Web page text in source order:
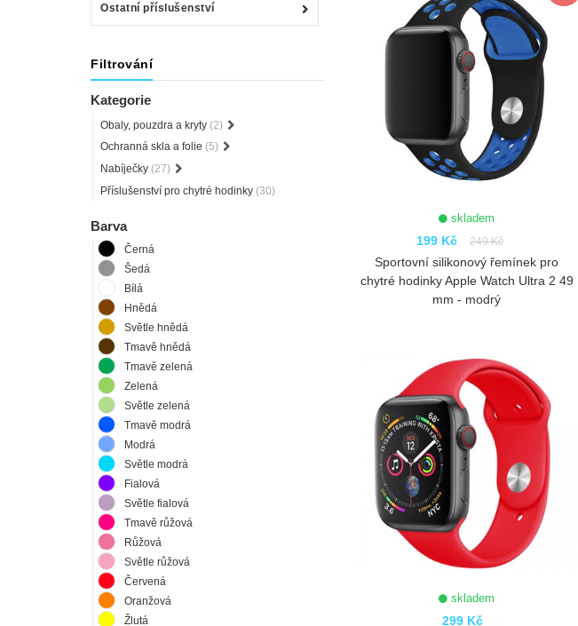
Ostatní příslušenství
Filtrování
Kategorie
Obaly, pouzdra a kryty (2)
Ochranná skla a folie (5)
Nabíječky (27)
Příslušenství pro chytré hodinky (30)
Barva
Černá
Šedá
Bílá
Hnědá
Světle hnědá
Tmavě hnědá
Tmavě zelená
Zelená
Světle zelená
Tmavě modrá
Modrá
Světle modrá
Fialová
Světle fialová
Tmavě růžová
Růžová
Světle růžová
Červená
Oranžová
Žlutá
skladem
199 Kč 249 Kč
ZOBRAZIT
Sportovní silikonový řemínek pro
chytré hodinky Apple Watch Ultra 2 49
mm - modrý
skladem
299 Kč